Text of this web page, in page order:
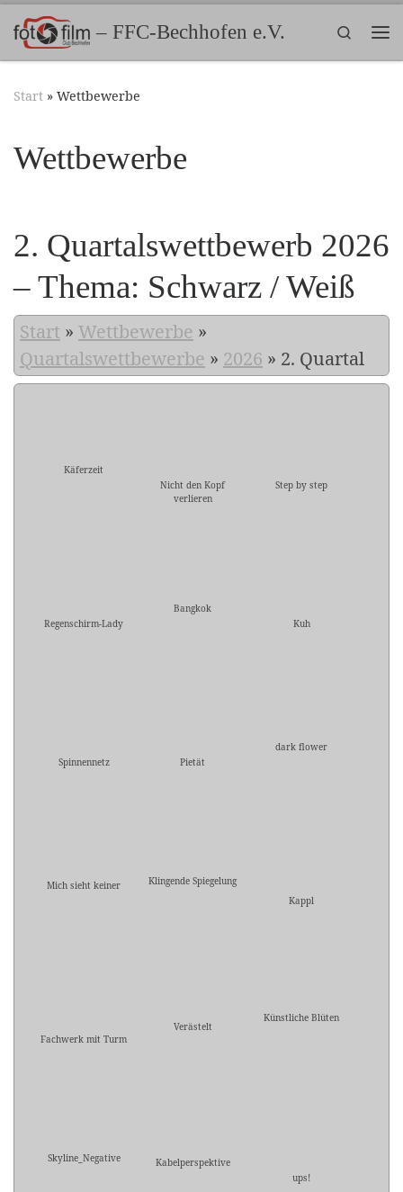
Zum Inhalt springen– FFC-Bechhofen e.V.
Search
Start » Wettbewerbe
Wettbewerbe
2. Quartalswettbewerb 2026
– Thema: Schwarz / Weiß
Start » Wettbewerbe »
Quartalswettbewerbe » 2026 » 2. Quartal
Käferzeit
Nicht den Kopf
verlieren
Step by step
Regenschirm-Lady
Bangkok
Kuh
Spinnennetz Pietät
dark flower
Mich sieht keiner
Klingende Spiegelung
Kappl
Fachwerk mit Turm
Verästelt
Künstliche Blüten
Skyline_Negative
Kabelperspektive
ups!